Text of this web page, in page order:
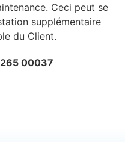
Ceci peut se
supplémentaire
du Client.
00037